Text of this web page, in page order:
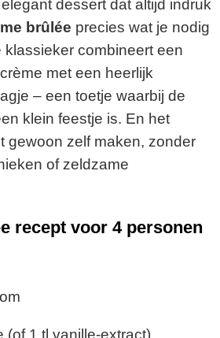
elegant dessert dat altijd indruk
brûlée precies wat je nodig
klassieker combineert een
met een heerlijk
– een toetje waarbij de
klein feestje is. En het
gewoon zelf maken, zonder
of zeldzame
recept voor 4 personen
(of 1 tl vanille-extract)